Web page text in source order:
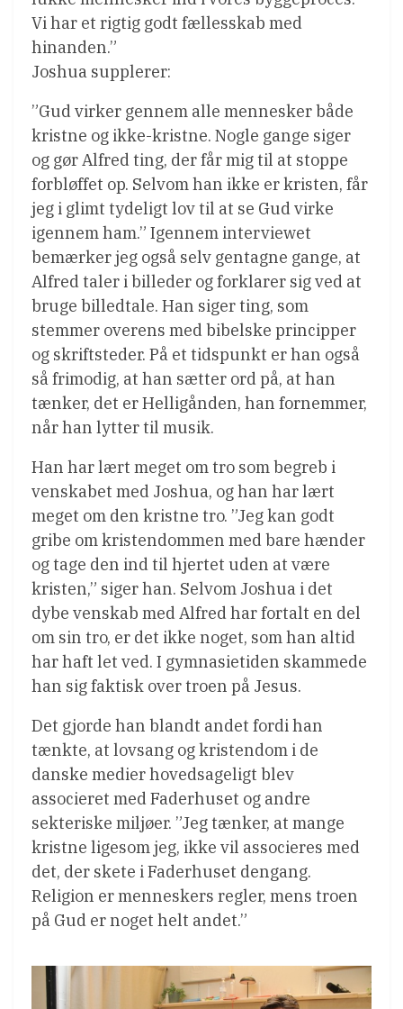
Vi har et rigtig godt fællesskab med
hinanden.”
Joshua supplerer:
”Gud virker gennem alle mennesker både
kristne og ikke-kristne. Nogle gange siger
og gør Alfred ting, der får mig til at stoppe
forbløffet op. Selvom han ikke er kristen, får
jeg i glimt tydeligt lov til at se Gud virke
igennem ham.” Igennem interviewet
bemærker jeg også selv gentagne gange, at
Alfred taler i billeder og forklarer sig ved at
bruge billedtale. Han siger ting, som
stemmer overens med bibelske principper
og skriftsteder. På et tidspunkt er han også
så frimodig, at han sætter ord på, at han
tænker, det er Helligånden, han fornemmer,
når han lytter til musik.
Han har lært meget om tro som begreb i
venskabet med Joshua, og han har lært
meget om den kristne tro. ”Jeg kan godt
gribe om kristendommen med bare hænder
og tage den ind til hjertet uden at være
kristen,” siger han. Selvom Joshua i det
dybe venskab med Alfred har fortalt en del
om sin tro, er det ikke noget, som han altid
har haft let ved. I gymnasietiden skammede
han sig faktisk over troen på Jesus.
Det gjorde han blandt andet fordi han
tænkte, at lovsang og kristendom i de
danske medier hovedsageligt blev
associeret med Faderhuset og andre
sekteriske miljøer. ”Jeg tænker, at mange
kristne ligesom jeg, ikke vil associeres med
det, der skete i Faderhuset dengang.
Religion er menneskers regler, mens troen
på Gud er noget helt andet.”